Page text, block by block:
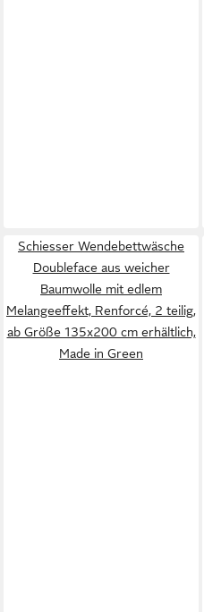
Schiesser Wendebettwäsche
Doubleface aus weicher
Baumwolle mit edlem
Melangeeffekt, Renforcé, 2 teilig,
ab Größe 135x200 cm erhältlich,
Made in Green